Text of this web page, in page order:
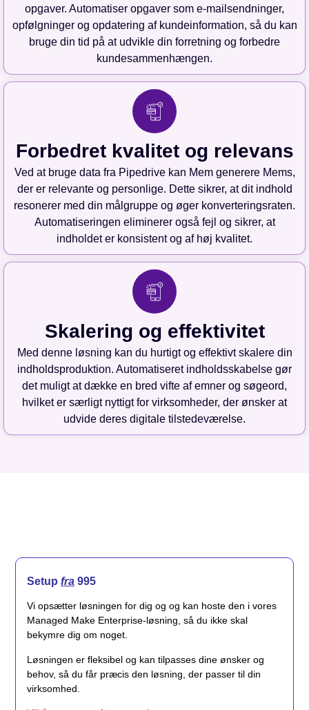
opgaver. Automatiser opgaver som e-mailsendninger,
opfølgninger og opdatering af kundeinformation, så du kan
bruge din tid på at udvikle din forretning og forbedre
kundesammenhængen.
Forbedret kvalitet og relevans
Ved at bruge data fra Pipedrive kan Mem generere Mems,
der er relevante og personlige. Dette sikrer, at dit indhold
resonerer med din målgruppe og øger konverteringsraten.
Automatiseringen eliminerer også fejl og sikrer, at
indholdet er konsistent og af høj kvalitet.
Skalering og effektivitet
Med denne løsning kan du hurtigt og effektivt skalere din
indholdsproduktion. Automatiseret indholdsskabelse gør
det muligt at dække en bred vifte af emner og søgeord,
hvilket er særligt nyttigt for virksomheder, der ønsker at
udvide deres digitale tilstedeværelse.
Setup fra 995
Vi opsætter løsningen for dig og og kan hoste den i vores
Managed Make Enterprise-løsning, så du ikke skal
bekymre dig om noget.
Løsningen er fleksibel og kan tilpasses dine ønsker og
behov, så du får præcis den løsning, der passer til din
virksomhed.